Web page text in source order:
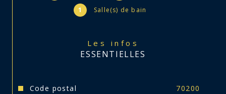
1
Salle(s) de bain
Les infos
ESSENTIELLES
Caractéristiques Valeurs
Code postal 70200